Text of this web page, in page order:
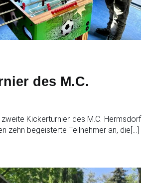
des M.C.
Kickerturnier des M.C. Hermsdorf
zehn begeisterte Teilnehmer an, die[…]